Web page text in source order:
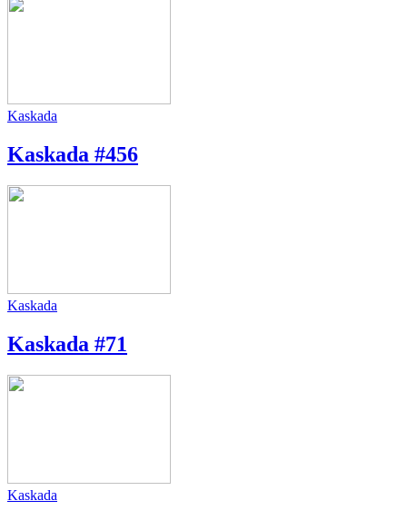
Kaskada
Kaskada #456
Kaskada
Kaskada #71
Kaskada